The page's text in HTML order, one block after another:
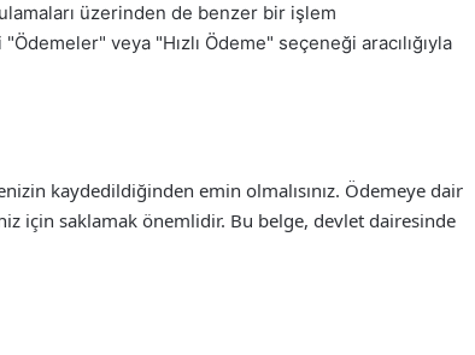
üzerinden de benzer bir işlem
veya "Hızlı Ödeme" seçeneği aracılığıyla
kaydedildiğinden emin olmalısınız. Ödemeye dair
için saklamak önemlidir. Bu belge, devlet dairesinde